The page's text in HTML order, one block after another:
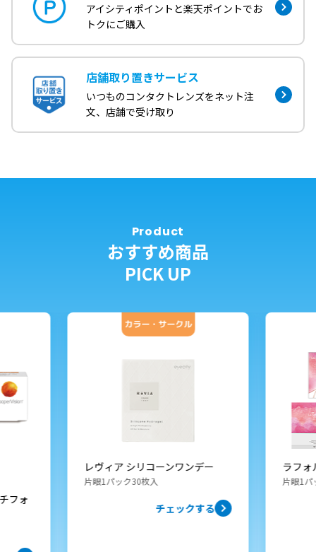
アイシティポイントと楽天ポイントでお
トクにご購入
店舗取り置きサービス
いつものコンタクトレンズをネット注
文、店舗で受け取り
Product
おすすめ商品
PICK UP
ェックする
カラー・サークル
ラフォルテ レナ ワンデーＵＶ
片眼1パック30枚入
チェックする